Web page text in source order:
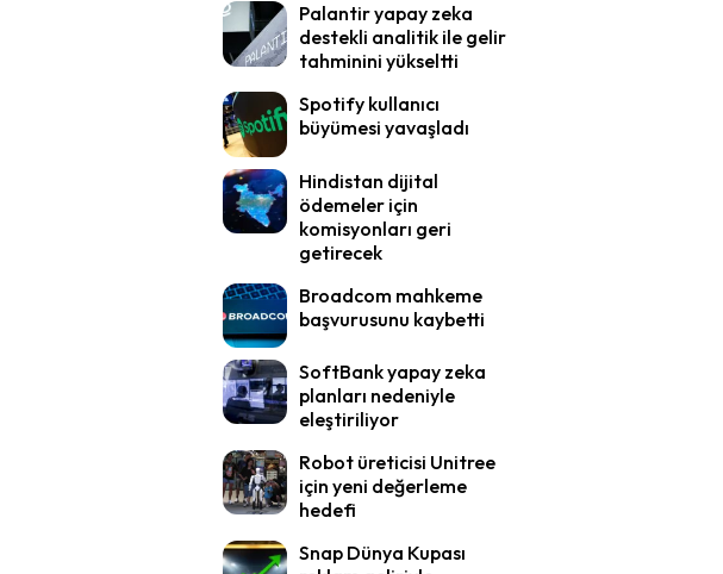
Palantir yapay zeka
destekli analitik ile gelir
tahminini yükseltti
Spotify kullanıcı
büyümesi yavaşladı
Hindistan dijital
ödemeler için
komisyonları geri
getirecek
Broadcom mahkeme
başvurusunu kaybetti
SoftBank yapay zeka
planları nedeniyle
eleştiriliyor
Robot üreticisi Unitree
için yeni değerleme
hedefi
Snap Dünya Kupası